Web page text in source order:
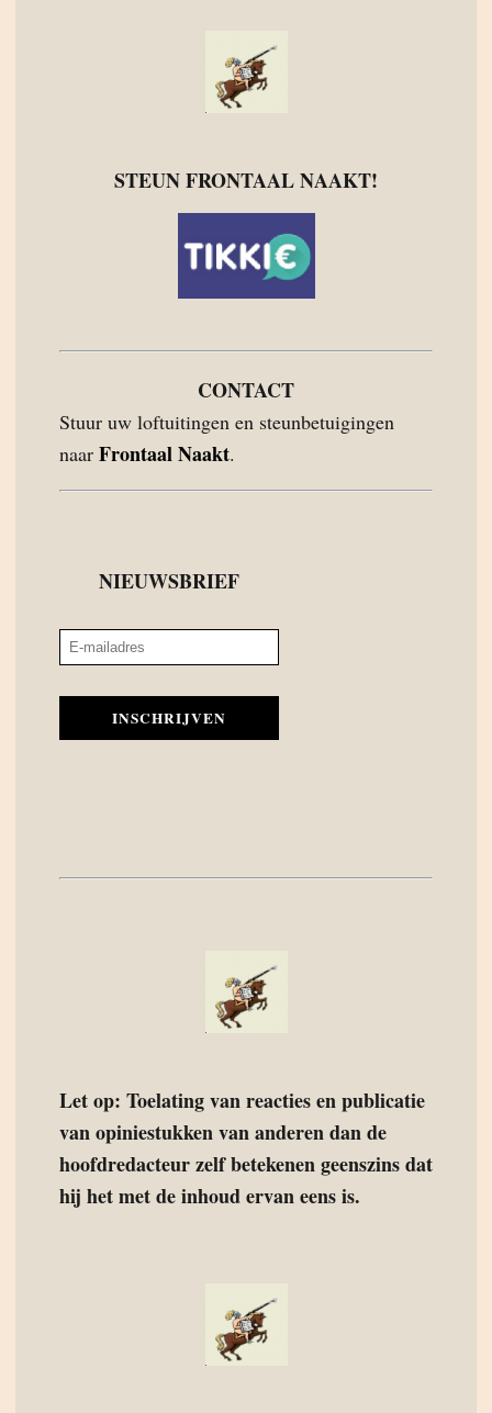
STEUN FRONTAAL NAAKT!
CONTACT
Stuur uw loftuitingen en steunbetuigingen
naar Frontaal Naakt.
NIEUWSBRIEF
INSCHRIJVEN
Let op: Toelating van reacties en publicatie
van opiniestukken van anderen dan de
hoofdredacteur zelf betekenen geenszins dat
hij het met de inhoud ervan eens is.